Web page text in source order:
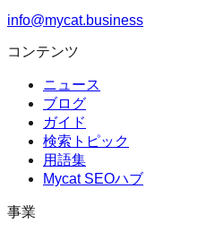
info@mycat.business
コンテンツ
ニュース
ブログ
ガイド
検索トピック
用語集
Mycat SEOハブ
事業